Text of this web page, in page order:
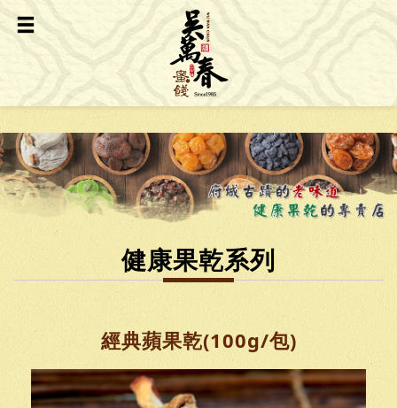
健康果乾系列
經典蘋果乾(100g/包)